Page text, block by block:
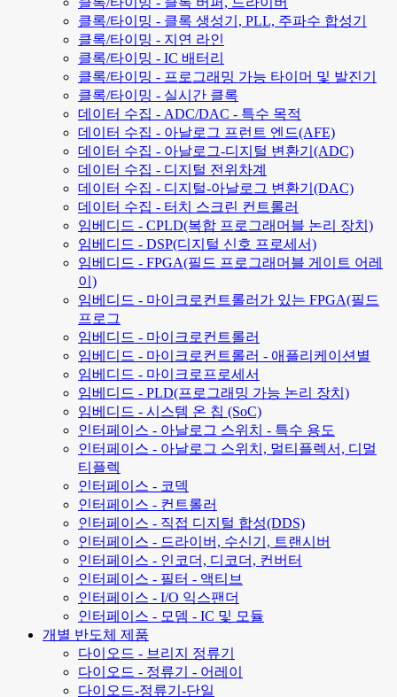
클록/타이밍 - 클록 생성기, PLL, 주파수 합성기
클록/타이밍 - 지연 라인
클록/타이밍 - IC 배터리
클록/타이밍 - 프로그래밍 가능 타이머 및 발진기
클록/타이밍 - 실시간 클록
데이터 수집 - ADC/DAC - 특수 목적
데이터 수집 - 아날로그 프런트 엔드(AFE)
데이터 수집 - 아날로그-디지털 변환기(ADC)
데이터 수집 - 디지털 전위차계
데이터 수집 - 디지털-아날로그 변환기(DAC)
데이터 수집 - 터치 스크린 컨트롤러
임베디드 - CPLD(복합 프로그래머블 논리 장치)
임베디드 - DSP(디지털 신호 프로세서)
임베디드 - FPGA(필드 프로그래머블 게이트 어레
이)
임베디드 - 마이크로컨트롤러가 있는 FPGA(필드
프로그
임베디드 - 마이크로컨트롤러
임베디드 - 마이크로컨트롤러 - 애플리케이션별
임베디드 - 마이크로프로세서
임베디드 - PLD(프로그래밍 가능 논리 장치)
임베디드 - 시스템 온 칩 (SoC)
인터페이스 - 아날로그 스위치 - 특수 용도
인터페이스 - 아날로그 스위치, 멀티플렉서, 디멀
티플렉
인터페이스 - 코덱
인터페이스 - 컨트롤러
인터페이스 - 직접 디지털 합성(DDS)
인터페이스 - 드라이버, 수신기, 트랜시버
인터페이스 - 인코더, 디코더, 컨버터
인터페이스 - 필터 - 액티브
인터페이스 - I/O 익스팬더
인터페이스 - 모뎀 - IC 및 모듈
개별 반도체 제품
다이오드 - 브리지 정류기
다이오드 - 정류기 - 어레이
다이오드-정류기-단일